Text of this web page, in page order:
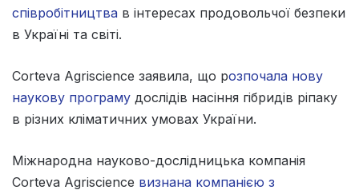
співробітництва в інтересах продовольчої безпеки
в Україні та світі.
Corteva Agriscience заявила, що розпочала нову
наукову програму дослідів насіння гібридів ріпаку
в різних кліматичних умовах України.
Міжнародна науково-дослідницька компанія
Corteva Agriscience визнана компанією з